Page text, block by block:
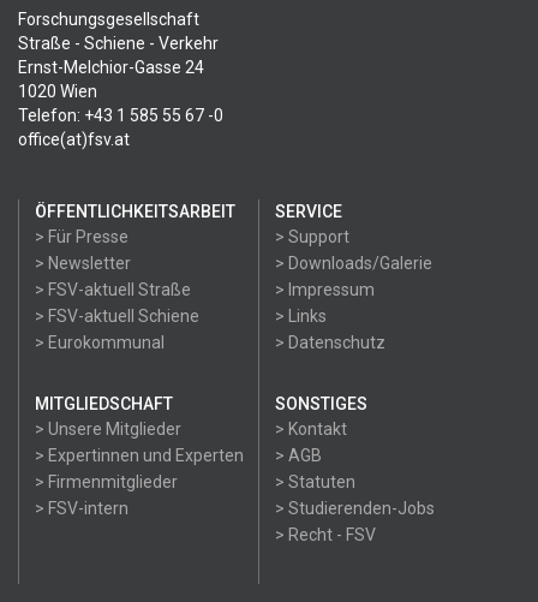
Forschungsgesellschaft
Straße - Schiene - Verkehr
Ernst-Melchior-Gasse 24
1020 Wien
Telefon: +43 1 585 55 67 -0
office(at)fsv.at
ÖFFENTLICHKEITSARBEIT
> Für Presse
> Newsletter
> FSV-aktuell Straße
> FSV-aktuell Schiene
> Eurokommunal
SERVICE
> Support
> Downloads/Galerie
> Impressum
> Links
> Datenschutz
MITGLIEDSCHAFT
> Unsere Mitglieder
> Expertinnen und Experten
> Firmenmitglieder
> FSV-intern
SONSTIGES
> Kontakt
> AGB
> Statuten
> Studierenden-Jobs
> Recht - FSV